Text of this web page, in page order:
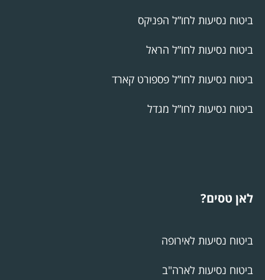
ביטוח נסיעות לחו”ל הפניקס
ביטוח נסיעות לחו”ל הראל
ביטוח נסיעות לחו”ל פספורט קארד
ביטוח נסיעות לחו”ל מגדל
לאן טסים?
ביטוח נסיעות לאירופה
ביטוח נסיעות לארה"ב